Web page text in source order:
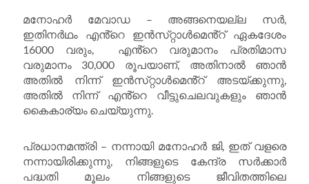
മനോഹർ മേവാഡ – അങ്ങനെയല്ല സർ,
ഇതിനർഥം എൻ്റെ ഇൻസ്‌റ്റാൾമെൻ്റ് ഏകദേശം
16000 വരും, എൻ്റെ വരുമാനം പ്രതിമാസ
വരുമാനം 30,000 രൂപയാണ്, അതിനാൽ ഞാൻ
അതിൽ നിന്ന് ഇൻസ്‌റ്റാൾമെൻ്റ് അടയ്‌ക്കുന്നു,
അതിൽ നിന്ന് എൻ്റെ വീട്ടുചെലവുകളും ഞാൻ
കൈകാര്യം ചെയ്യുന്നു.
പ്രധാനമന്ത്രി – നന്നായി മനോഹർ ജി, ഇത് വളരെ
നന്നായിരിക്കുന്നു, നിങ്ങളുടെ കേന്ദ്ര സർക്കാർ
പദ്ധതി മൂലം നിങ്ങളുടെ ജീവിതത്തിലെ